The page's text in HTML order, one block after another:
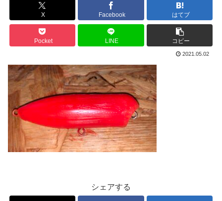
X Facebook はてブ
Pocket LINE コピー
2021.05.02
シェアする